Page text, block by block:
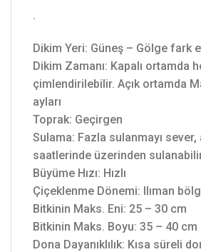
.
Dikim Yeri: Güneş – Gölge fark
Dikim Zamanı: Kapalı ortamda
çimlendirilebilir. Açık ortamda
ayları
Toprak: Geçirgen
Sulama: Fazla sulanmayı sever,
saatlerinde üzerinden
Büyüme Hızı: Hızlı
Çiçeklenme Dönemi: Ilıman
Bitkinin Maks. Eni: 25 – 30 cm
Bitkinin Maks. Boyu: 35 – 40 cm
Dona Dayanıklılık: Kısa süreli